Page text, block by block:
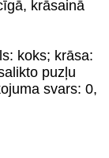
krāsainā
koks; krāsa:
puzļu
svars: 0,